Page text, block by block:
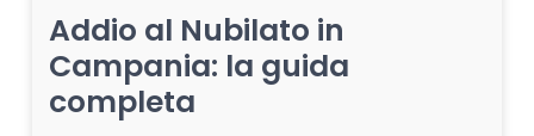
Addio al Nubilato in
Campania: la guida
completa